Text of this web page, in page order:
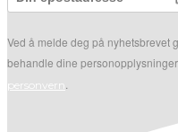
Ved å melde deg på nyhetsbrevet
behandle dine
personvern.